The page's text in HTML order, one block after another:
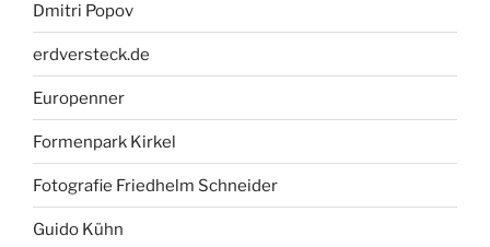
Dmitri Popov
erdversteck.de
Europenner
Formenpark Kirkel
Fotografie Friedhelm Schneider
Guido Kühn